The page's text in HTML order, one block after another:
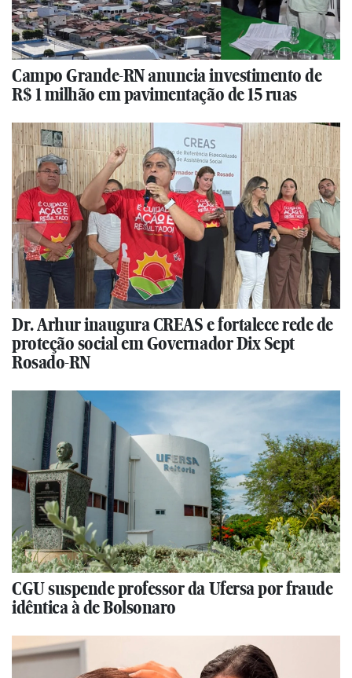
Campo Grande-RN anuncia investimento de
R$ 1 milhão em pavimentação de 15 ruas
Dr. Arhur inaugura CREAS e fortalece rede de
proteção social em Governador Dix Sept
Rosado-RN
CGU suspende professor da Ufersa por fraude
idêntica à de Bolsonaro